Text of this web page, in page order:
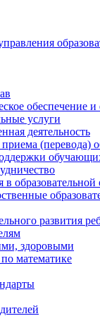
обеспечение
услуги
деятельность
(перевода)
образовательной
развития
здоровыми
математике